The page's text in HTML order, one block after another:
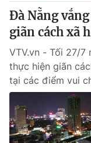
Đà Nẵng
giãn cách xã
VTV.vn - Tối 27/
thực hiện giãn
tại các điểm vui